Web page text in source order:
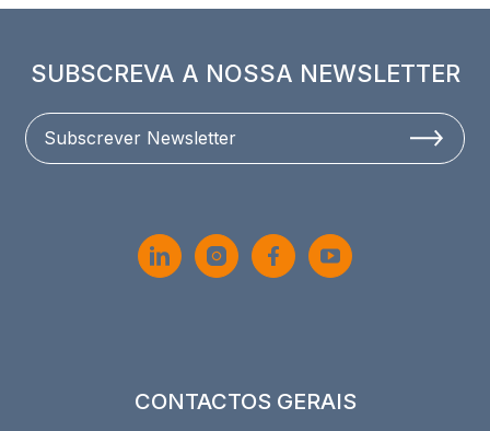
SUBSCREVA A NOSSA NEWSLETTER
Subscrever Newsletter
CONTACTOS GERAIS